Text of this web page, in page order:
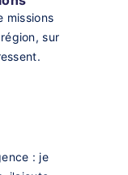
missions
sur
: je